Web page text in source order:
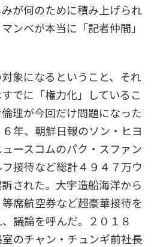
が何のために積み上げられ
ンベが本当に「記者仲間」
象になるということ、それ
でに「権力化」しているこ
理が今回だけ問題になった
年、朝鮮日報のソン・ヒヨ
ースコムのパク・スファン
接待など総計４９４７万ウ
された。大宇造船海洋から
席航空券など超豪華接待を
議論を呼んだ。２０１８
のチャン・チュンギ前社長